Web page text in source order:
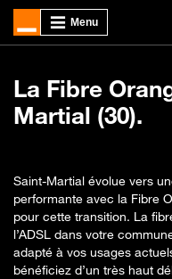
La Fibre
Martial (30).
Saint-Martial évolue vers
performante avec la Fibre
pour cette transition. La
l’ADSL dans votre
adapté à vos usages
bénéficiez d’un très haut